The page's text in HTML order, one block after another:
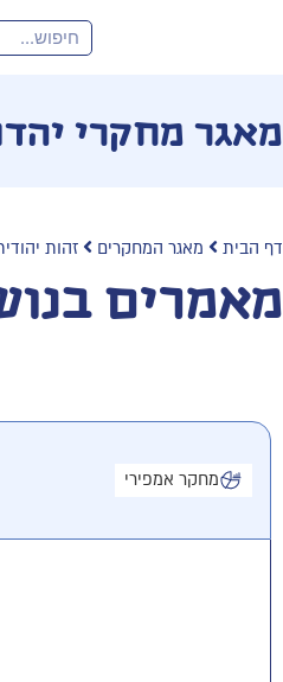
מאגר מחקרי
דף הבית מאגר המחקרים זהות
מאמרים
מחקר אמפירי